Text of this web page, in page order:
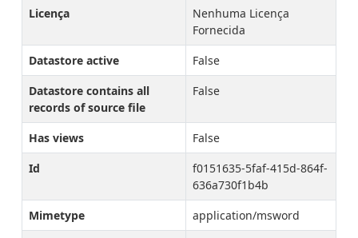
Licença
Nenhuma Licença
Fornecida
Datastore active
False
Datastore contains all
records of source file
False
Has views
False
Id
f0151635-5faf-415d-864f-
636a730f1b4b
Mimetype
application/msword